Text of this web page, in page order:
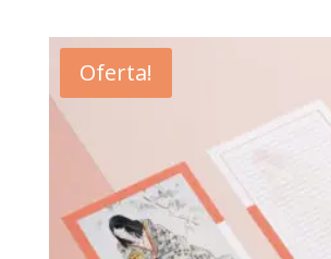
era:
R$ 39,90.
Oferta!